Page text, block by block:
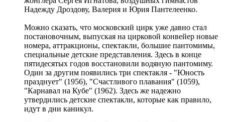
Надежду Дроздову, Валерия и Юрия Пантелеенко.
Можно сказать, что московский цирк уже давно стал
постановочным, выпуская на цирковой конвейер новые
номера, аттракционы, спектакли, большие пантомимы,
специальные детские представления. Здесь в конце
пятидесятых годов восстановили водяную пантомиму.
Один за другим появились три спектакля - "Юность
празднует" (1956), "Счастливого плавания" (1059),
"Карнавал на Кубе" (1962). Здесь же надежно
утвердились детские спектакли, которые как правило,
идут в дни каникул.